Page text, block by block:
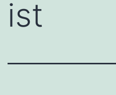
ist